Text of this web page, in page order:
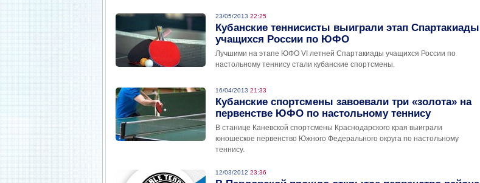
23/05/2013 22:25
Кубанские теннисисты выиграли этап Спартакиады
учащихся России по ЮФО
Лучшими на этапе ЮФО VI летней Спартакиады учащихся России по
настольному теннису стали кубанские спортсмены.
16/04/2013 21:33
Кубанские спортсмены завоевали три «золота» на
первенстве ЮФО по настольному теннису
В станице Каневской спортсмены Краснодарского края выиграли
юношеское первенство Южного Федерального округа по настольному
теннису.
12/03/2012 23:36